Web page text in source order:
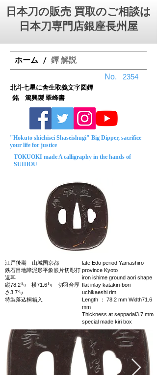
日本刀の販売 買取のご相談は
日本刀専門店銀座⻑州屋
ホーム / 鐔 解説
No.
銘 篤興製 翠峰書
"Hokuto shichisei Shaseishugi" Big Dipper, sacrifice
your life for justice
TOKUOKI made A calligraphy in the hands of
SUIHOU
江戸後期 山城国京都
鉄石目地障泥形平象嵌片切彫打
返耳
縦78.2㍉ 横71.6㍉ 切羽台厚
さ3.7㍉
特製落込桐箱入
late Edo period Yamashiro
province Kyoto
iron ishime ground aori shape
flat inlay katakiri-bori
uchikaeshi rim
Length ： 78.2 mm Width71.6
mm
Thickness at seppadai3.7 mm
special made kiri box
北斗七星に舎生取義文字図鐔
2354